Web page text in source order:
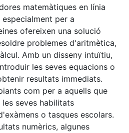
matemàtiques en línia
per a
ofereixen una solució
problemes d'aritmètica,
Amb un disseny intuïtiu,
les seves equacions o
resultats immediats.
com per a aquells que
seves habilitats
o tasques escolars.
numèrics, algunes